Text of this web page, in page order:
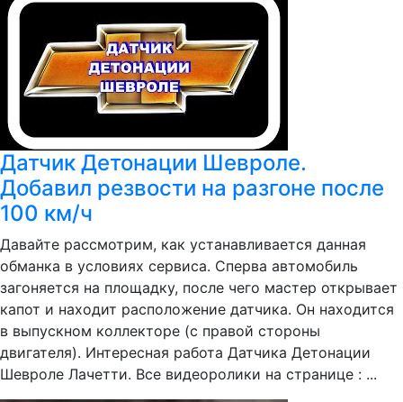
Датчик Детонации Шевроле.
Добавил резвости на разгоне после
100 км/ч
Давайте рассмотрим, как устанавливается данная
обманка в условиях сервиса. Сперва автомобиль
загоняется на площадку, после чего мастер открывает
капот и находит расположение датчика. Он находится
в выпускном коллекторе (с правой стороны
двигателя). Интересная работа Датчика Детонации
Шевроле Лачетти. Все видеоролики на странице : ...